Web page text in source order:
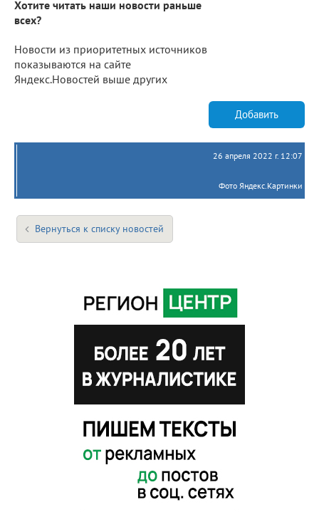
Хотите читать наши новости раньше
всех?
Новости из приоритетных источников
показываются на сайте
Яндекс.Новостей выше других
Добавить
26 апреля 2022 г. 12:07
Фото Яндекс.Картинки
Вернуться к списку новостей